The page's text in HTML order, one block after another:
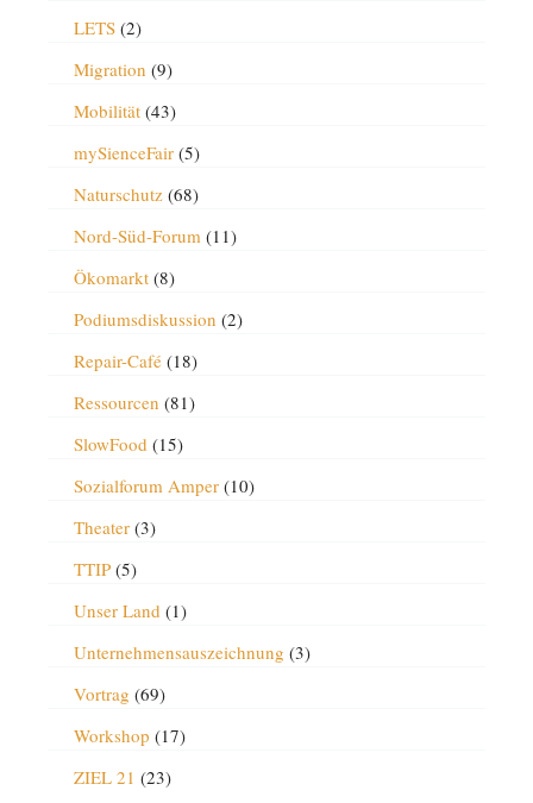
LETS(2)
Migration (9)
Mobilität(43)
mySienceFair(5)
Naturschutz(68)
Nord-Süd-Forum (11)
Ökomarkt(8)
Podiumsdiskussion (2)
Repair-Café(18)
Ressourcen (81)
SlowFood (15)
Sozialforum Amper(10)
Theater(3)
TTIP(5)
Unser Land (1)
Unternehmensauszeichnung (3)
Vortrag (69)
Workshop (17)
ZIEL 21 (23)